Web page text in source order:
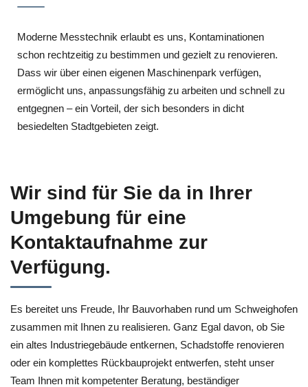
Moderne Messtechnik erlaubt es uns, Kontaminationen
schon rechtzeitig zu bestimmen und gezielt zu renovieren.
Dass wir über einen eigenen Maschinenpark verfügen,
ermöglicht uns, anpassungsfähig zu arbeiten und schnell zu
entgegnen – ein Vorteil, der sich besonders in dicht
besiedelten Stadtgebieten zeigt.
Wir sind für Sie da in Ihrer
Umgebung für eine
Kontaktaufnahme zur
Verfügung.
Es bereitet uns Freude, Ihr Bauvorhaben rund um Schweighofen
zusammen mit Ihnen zu realisieren. Ganz Egal davon, ob Sie
ein altes Industriegebäude entkernen, Schadstoffe renovieren
oder ein komplettes Rückbauprojekt entwerfen, steht unser
Team Ihnen mit kompetenter Beratung, beständiger